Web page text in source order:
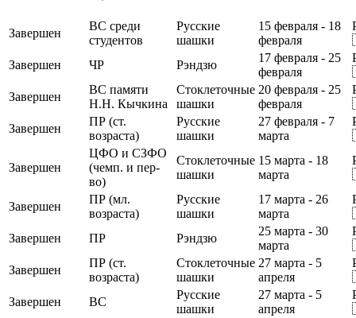
Завершен
ВС среди
студентов
Русские
шашки
15 февраля - 18
февраля
Завершен
ЧР Рэндзю
17 февраля - 25
февраля
Завершен
ВС памяти
Н.Н. Кычкина
Стоклеточные
шашки
20 февраля - 25
февраля
Завершен
ПР (ст.
возраста)
Русские
шашки
27 февраля - 7
марта
Завершен
ЦФО и СЗФО
(чемп. и пер-
во)
Стоклеточные
шашки
15 марта - 18
марта
Завершен
ПР (мл.
возраста)
Русские
шашки
17 марта - 26
марта
Завершен
ПР Рэндзю
25 марта - 30
марта
Завершен
ПР (ст.
возраста)
Стоклеточные
шашки
27 марта - 5
апреля
Завершен
ВС
Русские
шашки
27 марта - 5
апреля